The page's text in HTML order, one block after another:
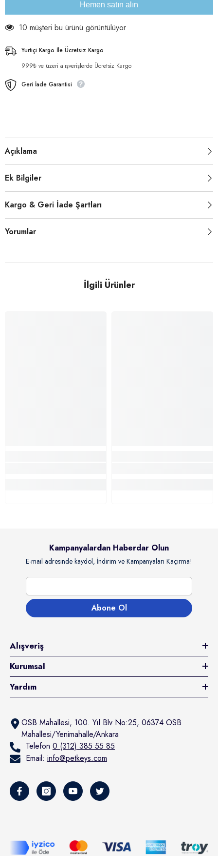
Hemen satın alın
10 müşteri bu ürünü görüntülüyor
Yurtiçi Kargo İle Ücretsiz Kargo
999₺ ve üzeri alışverişlerde Ücretsiz Kargo
Geri İade Garantisi
Açıklama
Ek Bilgiler
Kargo & Geri İade Şartları
Yorumlar
İlgili Ürünler
Kampanyalardan Haberdar Olun
E-mail adresinde kaydol, İndirim ve Kampanyaları Kaçırma!
Abone Ol
Alışveriş
Kurumsal
Yardım
OSB Mahallesi, 100. Yıl Blv No:25, 06374 OSB
Mahallesi/Yenimahalle/Ankara
Telefon 0 (312) 385 55 85
Email: info@petkeys.com